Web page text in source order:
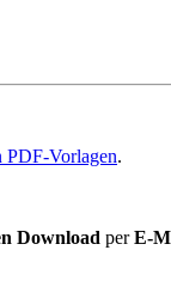
PDF-Vorlagen.
Download perE-